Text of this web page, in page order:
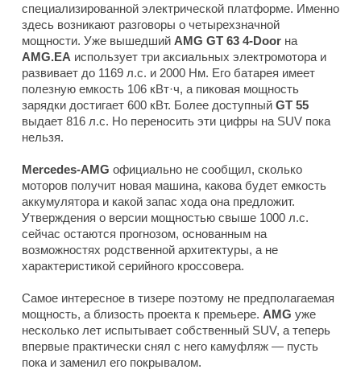
специализированной электрической платформе. Именно
здесь возникают разговоры о четырехзначной
мощности. Уже вышедший AMG GT 63 4-Door на
AMG.EA использует три аксиальных электромотора и
развивает до 1169 л.с. и 2000 Нм. Его батарея имеет
полезную емкость 106 кВт·ч, а пиковая мощность
зарядки достигает 600 кВт. Более доступный GT 55
выдает 816 л.с. Но переносить эти цифры на SUV пока
нельзя.
Mercedes-AMG официально не сообщил, сколько
моторов получит новая машина, какова будет емкость
аккумулятора и какой запас хода она предложит.
Утверждения о версии мощностью свыше 1000 л.с.
сейчас остаются прогнозом, основанным на
возможностях родственной архитектуры, а не
характеристикой серийного кроссовера.
Самое интересное в тизере поэтому не предполагаемая
мощность, а близость проекта к премьере. AMG уже
несколько лет испытывает собственный SUV, а теперь
впервые практически снял с него камуфляж — пусть
пока и заменил его покрывалом.